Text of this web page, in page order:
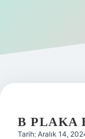
Gizlilik Politikası
Yasal Uyarı
UMUT
DOLU
B PLAKA
Tarih: Aralık 14,